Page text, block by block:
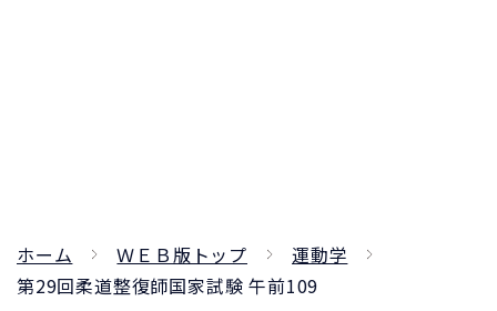
ホーム ＷＥＢ版トップ
運動学
第29回柔道整復師国家試験 午前109